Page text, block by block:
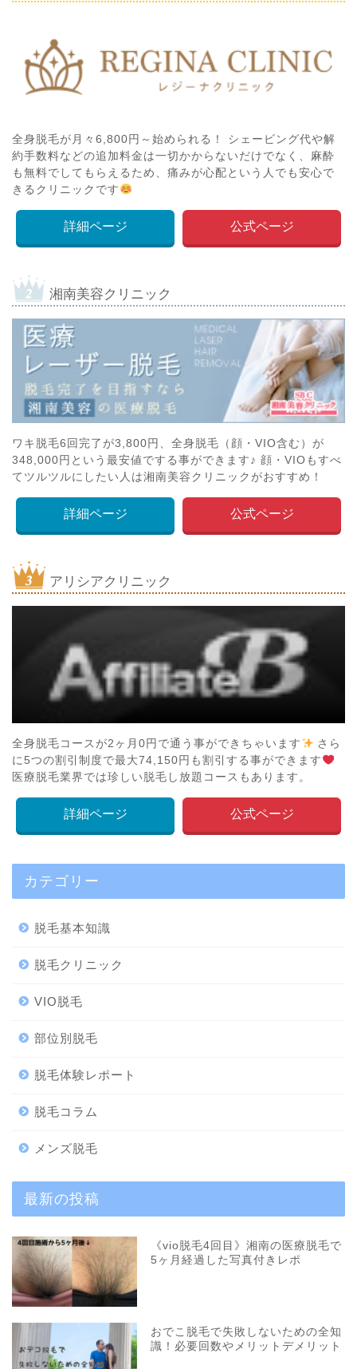
全身脱毛が月々6,800円～始められる！ シェービング代や解
約手数料などの追加料金は一切かからないだけでなく、麻酔
も無料でしてもらえるため、痛みが心配という人でも安心で
きるクリニックです
詳細ページ 公式ページ
湘南美容クリニック
ワキ脱毛6回完了が3,800円、全身脱毛（顔・VIO含む）が
348,000円という最安値でする事ができます♪ 顔・VIOもすべ
てツルツルにしたい人は湘南美容クリニックがおすすめ！
詳細ページ 公式ページ
アリシアクリニック
全身脱毛コースが2ヶ月0円で通う事ができちゃいます
さら
に5つの割引制度で最大74,150円も割引する事ができます
医療脱毛業界では珍しい脱毛し放題コースもあります。
詳細ページ 公式ページ
カテゴリー
脱毛基本知識
脱毛クリニック
VIO脱毛
部位別脱毛
脱毛体験レポート
脱毛コラム
メンズ脱毛
最新の投稿
《vio脱毛4回目》湘南の医療脱毛で
5ヶ月経過した写真付きレポ
おでこ脱毛で失敗しないための全知
識！必要回数やメリットデメリット